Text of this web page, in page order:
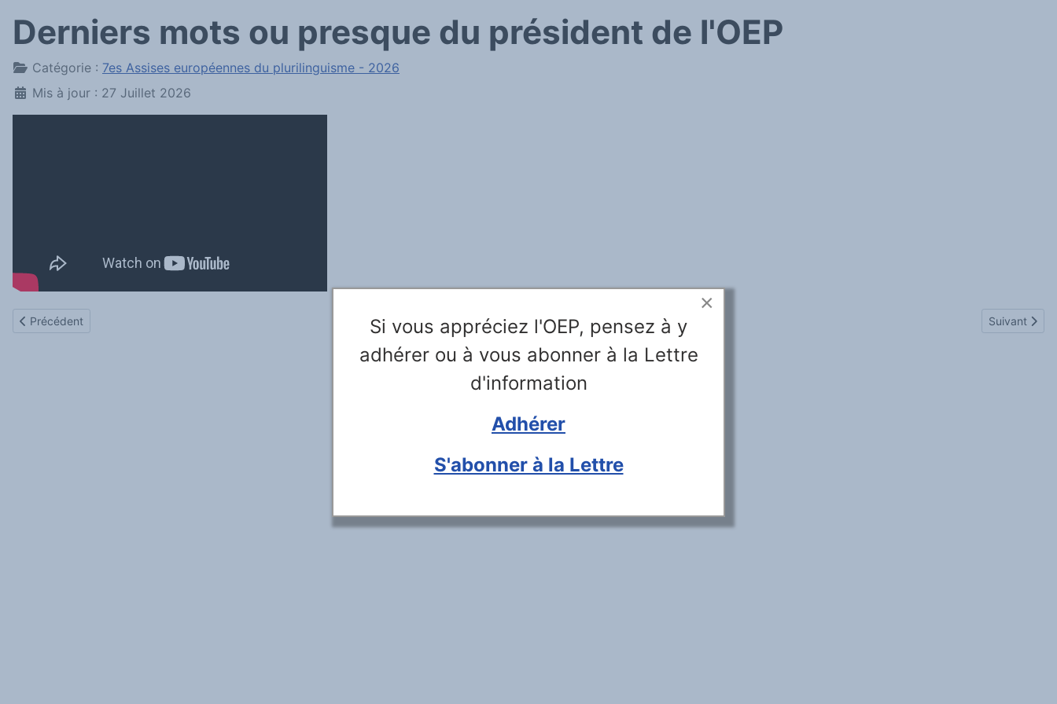
Derniers mots ou presque du président de l'OEP
DétailsCatégorie : 7es Assises européennes du plurilinguisme - 2026
Mis à jour : 27 Juillet 2026
Article précédent : Derniers mots de l'équipe de Paris 8
Précédent Article
Suivant
×
Si vous appréciez l'OEP, pensez à y
adhérer ou à vous abonner à la Lettre
d'information
Adhérer
S'abonner à la Lettre